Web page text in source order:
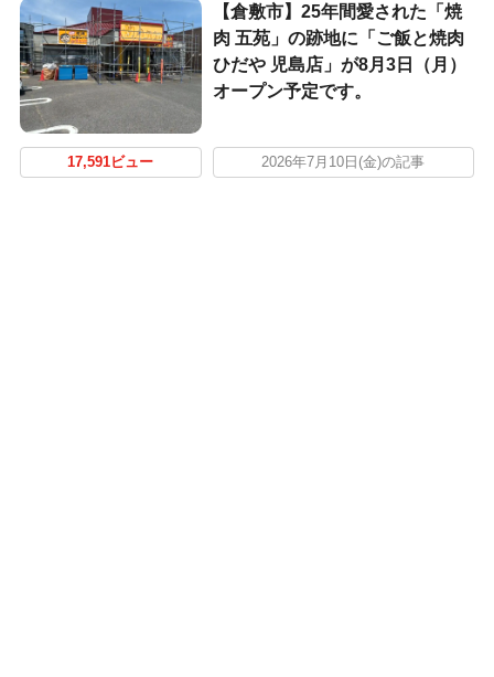
【倉敷市】25年間愛された「焼
肉 五苑」の跡地に「ご飯と焼肉
ひだや 児島店」が8月3日（月）
オープン予定です。
17,591ビュー 2026年7月10日(金)の記事